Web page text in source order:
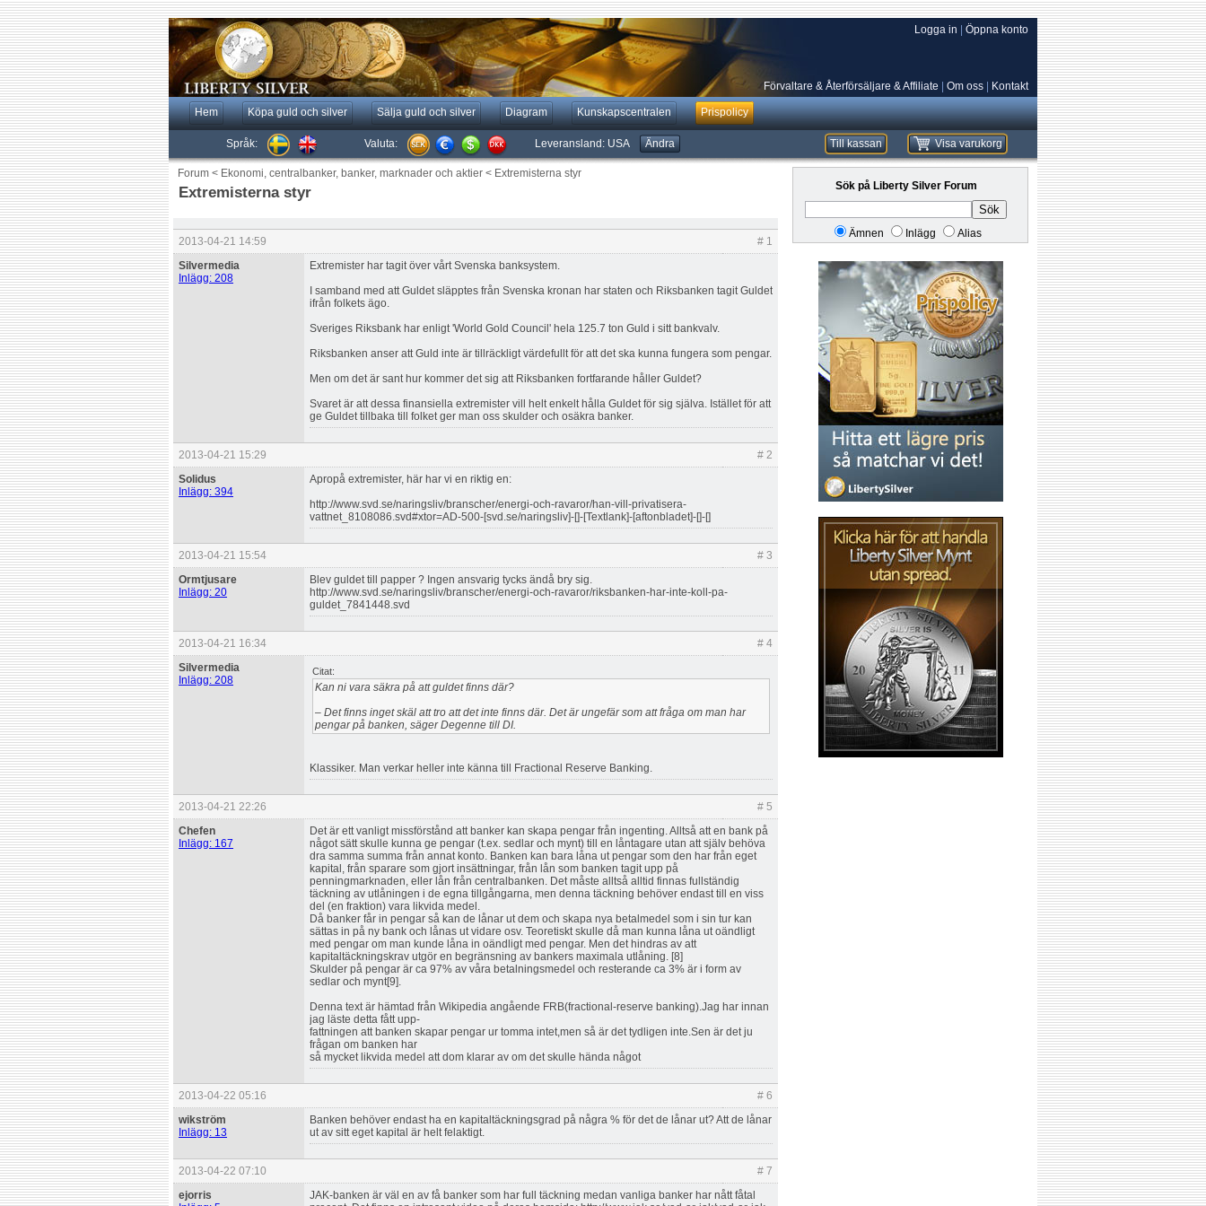
Logga in Öppna konto
Förvaltare & Återförsäljare & Affiliate Om oss Kontakt
Hem Köpa guld och silver Sälja guld och silver Diagram Kunskapscentralen Prispolicy
Språk: Valuta: Leveransland: USA Ändra Visa varukorg
Till kassan
Forum < Ekonomi, centralbanker, banker, marknader och aktier < Extremisterna styr
Extremisterna styr
2013-04-21 14:59
# 1
Silvermedia
Inlägg: 208
Extremister har tagit över vårt Svenska banksystem.
I samband med att Guldet släpptes från Svenska kronan har staten och Riksbanken tagit Guldet
ifrån folkets ägo.
Sveriges Riksbank har enligt 'World Gold Council' hela 125.7 ton Guld i sitt bankvalv.
Riksbanken anser att Guld inte är tillräckligt värdefullt för att det ska kunna fungera som pengar.
Men om det är sant hur kommer det sig att Riksbanken fortfarande håller Guldet?
Svaret är att dessa finansiella extremister vill helt enkelt hålla Guldet för sig själva. Istället för att
ge Guldet tillbaka till folket ger man oss skulder och osäkra banker.
2013-04-21 15:29
# 2
Solidus
Inlägg: 394
Apropå extremister, här har vi en riktig en:
http://www.svd.se/naringsliv/branscher/energi-och-ravaror/han-vill-privatisera-
vattnet_8108086.svd#xtor=AD-500-[svd.se/naringsliv]-[]-[Textlank]-[aftonbladet]-[]-[]
2013-04-21 15:54
# 3
Ormtjusare
Inlägg: 20
Blev guldet till papper ? Ingen ansvarig tycks ändå bry sig.
http://www.svd.se/naringsliv/branscher/energi-och-ravaror/riksbanken-har-inte-koll-pa-
guldet_7841448.svd
2013-04-21 16:34
# 4
Silvermedia
Inlägg: 208
Citat:
Kan ni vara säkra på att guldet finns där?
– Det finns inget skäl att tro att det inte finns där. Det är ungefär som att fråga om man har
pengar på banken, säger Degenne till DI.
Klassiker. Man verkar heller inte känna till Fractional Reserve Banking.
2013-04-21 22:26
# 5
Chefen
Inlägg: 167
Det är ett vanligt missförstånd att banker kan skapa pengar från ingenting. Alltså att en bank på
något sätt skulle kunna ge pengar (t.ex. sedlar och mynt) till en låntagare utan att själv behöva
dra samma summa från annat konto. Banken kan bara låna ut pengar som den har från eget
kapital, från sparare som gjort insättningar, från lån som banken tagit upp på
penningmarknaden, eller lån från centralbanken. Det måste alltså alltid finnas fullständig
täckning av utlåningen i de egna tillgångarna, men denna täckning behöver endast till en viss
del (en fraktion) vara likvida medel.
Då banker får in pengar så kan de lånar ut dem och skapa nya betalmedel som i sin tur kan
sättas in på ny bank och lånas ut vidare osv. Teoretiskt skulle då man kunna låna ut oändligt
med pengar om man kunde låna in oändligt med pengar. Men det hindras av att
kapitaltäckningskrav utgör en begränsning av bankers maximala utlåning. [8]
Skulder på pengar är ca 97% av våra betalningsmedel och resterande ca 3% är i form av
sedlar och mynt[9].
Denna text är hämtad från Wikipedia angående FRB(fractional-reserve banking).Jag har innan
jag läste detta fått upp-
fattningen att banken skapar pengar ur tomma intet,men så är det tydligen inte.Sen är det ju
frågan om banken har
så mycket likvida medel att dom klarar av om det skulle hända något
2013-04-22 05:16
# 6
wikström
Inlägg: 13
Banken behöver endast ha en kapitaltäckningsgrad på några % för det de lånar ut? Att de lånar
ut av sitt eget kapital är helt felaktigt.
2013-04-22 07:10
# 7
ejorris
JAK-banken är väl en av få banker som har full täckning medan vanliga banker har nått fåtal
Sök på Liberty Silver Forum
Sök
Ämnen Inlägg Alias